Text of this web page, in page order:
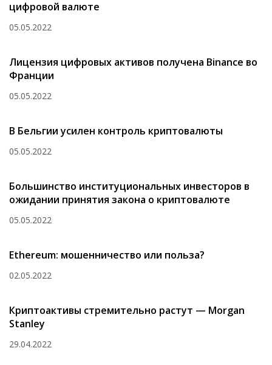
цифровой валюте
05.05.2022
Лицензия цифровых активов получена Binance во
Франции
05.05.2022
В Бельгии усилен контроль криптовалюты
05.05.2022
Большинство институциональных инвесторов в
ожидании принятия закона о криптовалюте
05.05.2022
Ethereum: мошенничество или польза?
02.05.2022
Криптоактивы стремительно растут — Morgan
Stanley
29.04.2022